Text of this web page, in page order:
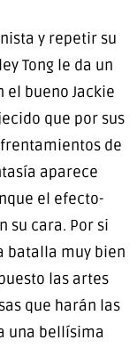
y repetir su
Tong le da un
bueno Jackie
que por sus
de
aparece
el efecto-
su cara. Por si
batalla muy bien
las artes
que harán las
una bellísima